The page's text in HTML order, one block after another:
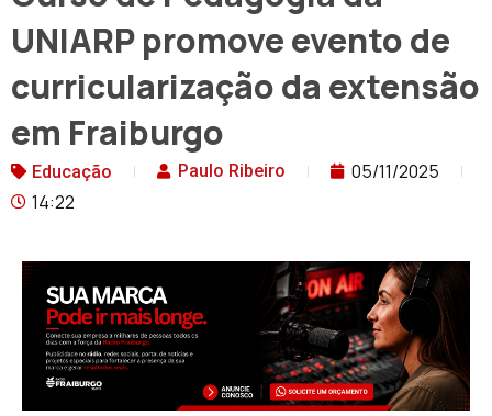
UNIARP promove evento de
curricularização da extensão
em Fraiburgo
Educação Paulo Ribeiro
05/11/2025
14:22